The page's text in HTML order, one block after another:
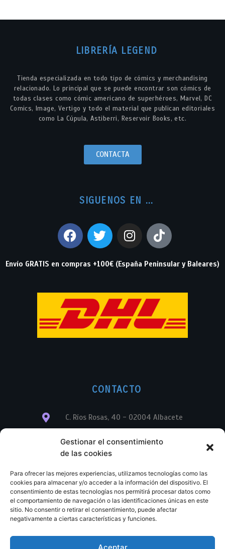
Gestionar el consentimiento
de las cookies
Para ofrecer las mejores experiencias, utilizamos tecnologías como las
cookies para almacenar y/o acceder a la información del dispositivo. El
consentimiento de estas tecnologías nos permitirá procesar datos como
el comportamiento de navegación o las identificaciones únicas en este
sitio. No consentir o retirar el consentimiento, puede afectar
negativamente a ciertas características y funciones.
Aceptar
LIBRERÍA LEGEND
Tienda especializada en todo tipo de cómics y merchandising
relacionado. Lo principal que se puede encontrar son cómics de
todas clases como cómic americano de superhéroes, Marvel, DC
Comics, Image, Vertigo y todo el material que publican editoriales
como La Cúpula, Astiberri, Reservoir Books, etc.
CONTACTA
SIGUENOS EN ...
Envío GRATIS en compras +100€ (España Peninsular y Baleares)
CONTACTO
C. Ríos Rosas, 40 - 02004 Albacete
info@librerialegend.com
+34 600 875 604
+34 967 74 17 07